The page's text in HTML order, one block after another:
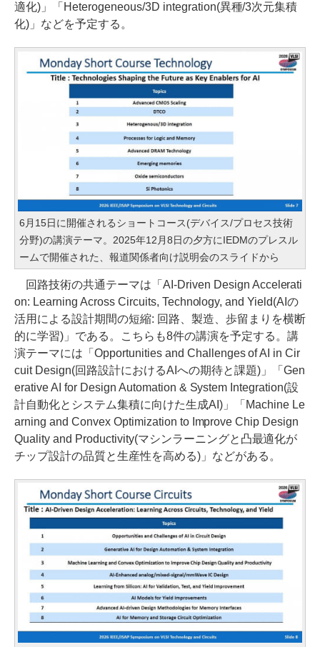
適化)」「Heterogeneous/3D integration(異種/3次元集積
化)」などを予定する。
6月15日に開催されるショートコース(デバイス/プロセス技術
分野)の講演テーマ。2025年12月8日の夕方にIEDMのプレスル
ームで開催された、報道関係者向け説明会のスライドから
回路技術の共通テーマは「AI-Driven Design Accelerati
on: Learning Across Circuits, Technology, and Yield(AIの
活用による設計期間の短縮: 回路、製造、歩留まりを横断
的に学習)」である。こちらも8件の講演を予定する。講
演テーマには「Opportunities and Challenges of AI in Cir
cuit Design(回路設計におけるAIへの期待と課題)」「Gen
erative AI for Design Automation & System Integration(設
計自動化とシステム集積に向けた生成AI)」「Machine Le
arning and Convex Optimization to Improve Chip Design
Quality and Productivity(マシンラーニングと凸最適化が
チップ設計の品質と生産性を高める)」などがある。